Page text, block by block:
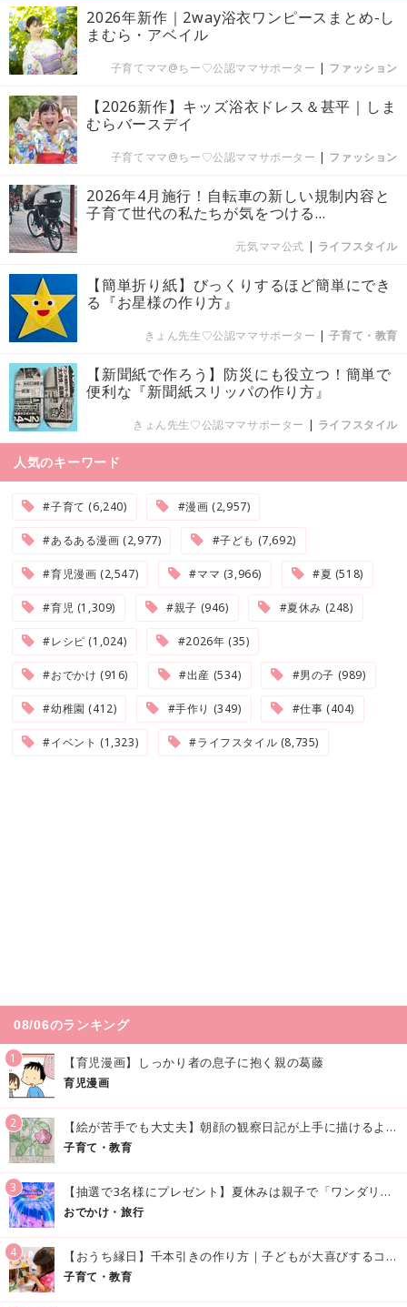
2026年新作｜2way浴衣ワンピースまとめ-し
まむら・アベイル
子育てママ@ちー♡公認ママサポーター | ファッション
【2026新作】キッズ浴衣ドレス＆甚平｜しま
むらバースデイ
子育てママ@ちー♡公認ママサポーター | ファッション
2026年4月施行！自転車の新しい規制内容と
子育て世代の私たちが気をつける...
元気ママ公式 | ライフスタイル
【簡単折り紙】びっくりするほど簡単にでき
る『お星様の作り方』
きょん先生♡公認ママサポーター |子育て・教育
【新聞紙で作ろう】防災にも役立つ！簡単で
便利な『新聞紙スリッパの作り方』
きょん先生♡公認ママサポーター | ライフスタイル
人気のキーワード
#子育て (6,240) #漫画 (2,957)
#あるある漫画 (2,977) #子ども (7,692)
#育児漫画 (2,547) #ママ (3,966) #夏 (518)
#育児 (1,309) #親子 (946) #夏休み (248)
#レシピ (1,024) #2026年 (35)
#おでかけ (916) #出産 (534) #男の子 (989)
#幼稚園 (412) #手作り (349) #仕事 (404)
#イベント (1,323) #ライフスタイル (8,735)
08/06のランキング
1 【育児漫画】しっかり者の息子に抱く親の葛藤
育児漫画
2 【絵が苦手でも大丈夫】朝顔の観察日記が上手に描けるようになる方法｜イラスト付き
子育て・教育
3 【抽選で3名様にプレゼント】夏休みは親子で「ワンダリア横浜」へ！涼しく学んで遊べる話題の没入型施設をご紹介
おでかけ・旅行
4 【おうち縁日】千本引きの作り方｜子どもが大喜びするコツやアイデア♪
子育て・教育